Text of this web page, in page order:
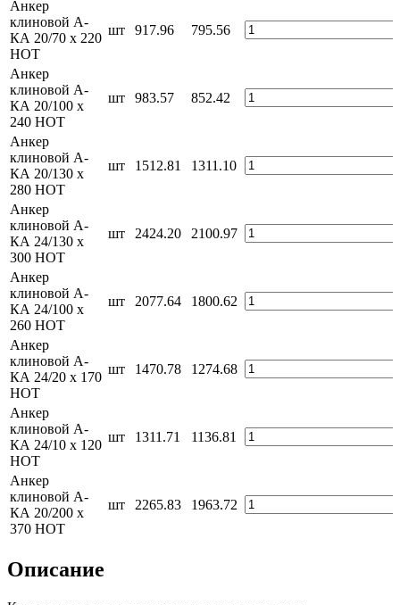
Анкер
клиновой А-
КА 20/70 x 220
HOT
шт 917.96 795.56
Анкер
клиновой А-
КА 20/100 x
240 HOT
шт 983.57 852.42
Анкер
клиновой А-
КА 20/130 x
280 HOT
шт 1512.81 1311.10
Анкер
клиновой А-
КА 24/130 x
300 HOT
шт 2424.20 2100.97
Анкер
клиновой А-
КА 24/100 x
260 HOT
шт 2077.64 1800.62
Анкер
клиновой А-
КА 24/20 x 170
HOT
шт 1470.78 1274.68
Анкер
клиновой А-
КА 24/10 x 120
HOT
шт 1311.71 1136.81
Анкер
клиновой А-
КА 20/200 x
370 HOT
шт 2265.83 1963.72
Описание